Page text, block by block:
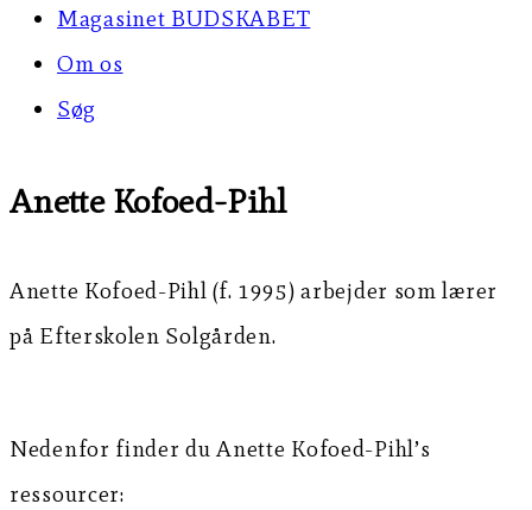
Magasinet BUDSKABET
Om os
Søg
Anette Kofoed-Pihl
Anette Kofoed-Pihl (f. 1995) arbejder som lærer
på Efterskolen Solgården.
Nedenfor finder du Anette Kofoed-Pihl’s
ressourcer: